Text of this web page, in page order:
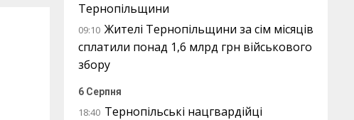
Тернопільщини
09:10 Жителі Тернопільщини за сім місяців
сплатили понад 1,6 млрд грн військового
збору
6 Серпня
18:40 Тернопільські нацгвардійці